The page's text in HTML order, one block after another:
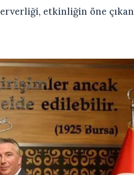
etkinliğin öne çıkan